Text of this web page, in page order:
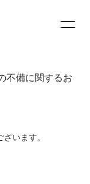
不備に関するお
います。